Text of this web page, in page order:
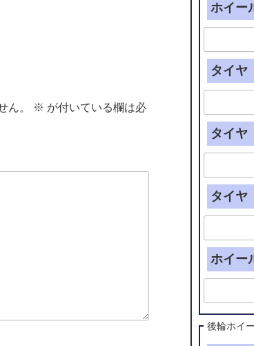
ん。 ※ が付いている欄は必
ホイー
タイヤ
タイヤ
タイヤ
ホイー
後輪ホイ